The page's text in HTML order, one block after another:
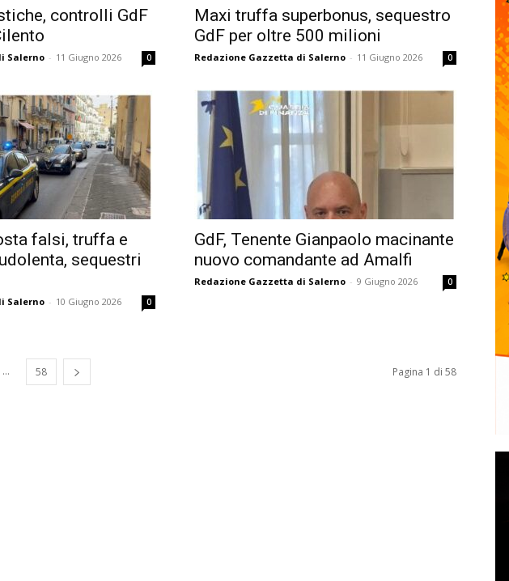
controlli GdF
Salerno - 11 Giugno 2026 0
Maxi truffa superbonus, sequestro
GdF per oltre 500 milioni
Redazione Gazzetta di Salerno - 11 Giugno 2026 0
falsi, truffa e
sequestri
Salerno - 10 Giugno 2026 0
GdF, Tenente Gianpaolo macinante
nuovo comandante ad Amalfi
Redazione Gazzetta di Salerno - 9 Giugno 2026 0
... 58 Pagina 1 di 58